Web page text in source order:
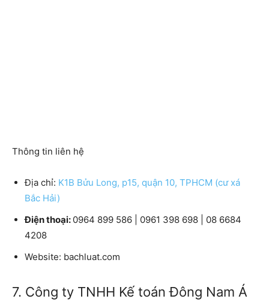
Thông tin liên hệ
Địa chỉ: K1B Bửu Long, p15, quận 10, TPHCM (cư xá
Bắc Hải)
Điện thoại: 0964 899 586 | 0961 398 698 | 08 6684
4208
Website: bachluat.com
7. Công ty TNHH Kế toán Đông Nam Á